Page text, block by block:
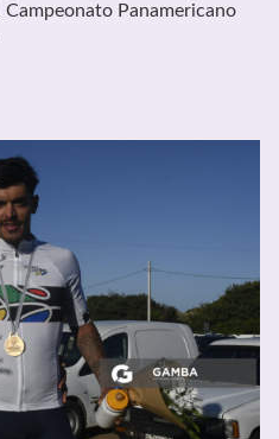
Panamericano